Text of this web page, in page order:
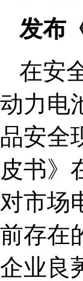
发布
在安
动力电
品安全
皮书》
对市场
前存在
企业良